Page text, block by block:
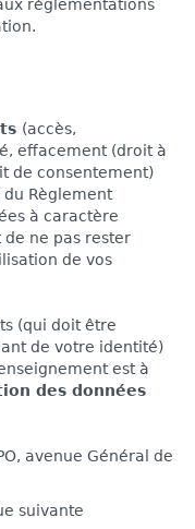
réglementations
(accès,
effacement (droit à
de consentement)
Règlement
à caractère
de ne pas rester
de vos
(qui doit être
de votre identité)
est à
des données
avenue Général de
suivante